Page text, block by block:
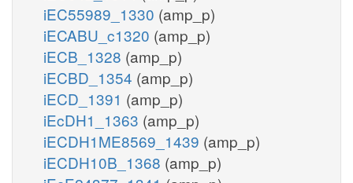
iEC55989_1330 (amp_p)
iECABU_c1320 (amp_p)
iECB_1328 (amp_p)
iECBD_1354 (amp_p)
iECD_1391 (amp_p)
iEcDH1_1363 (amp_p)
iECDH1ME8569_1439 (amp_p)
iECDH10B_1368 (amp_p)